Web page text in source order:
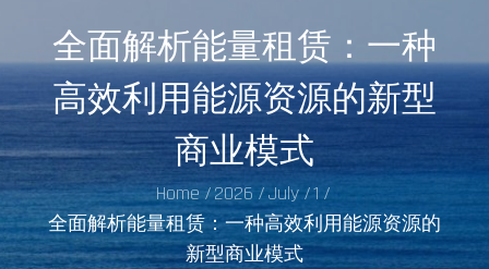
全面解析能量租赁：一种
高效利用能源资源的新型
商业模式
Home 2026 July 1
全面解析能量租赁：一种高效利用能源资源的
新型商业模式